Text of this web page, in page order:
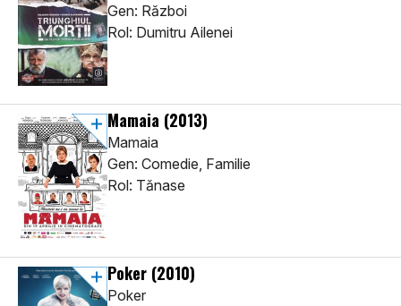
Gen: Război
Rol: Dumitru Ailenei
Mamaia (2013)
Mamaia
Gen: Comedie, Familie
Rol: Tănase
Poker (2010)
Poker